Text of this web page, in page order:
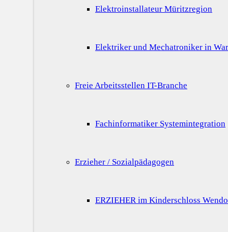
Elektroinstallateur Müritzregion
Elektriker und Mechatroniker in
Freie Arbeitsstellen IT-Branche
Fachinformatiker Systemintegration
Erzieher / Sozialpädagogen
ERZIEHER im Kinderschloss